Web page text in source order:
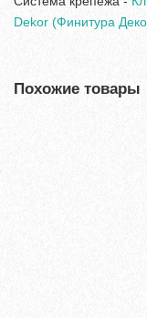
Dekor (Финитура
Похожие товары